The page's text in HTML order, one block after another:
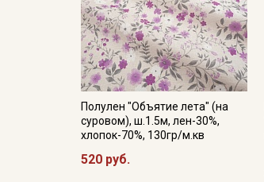
Полулен "Объятие лета" (на
суровом), ш.1.5м, лен-30%,
хлопок-70%, 130гр/м.кв
520 руб.